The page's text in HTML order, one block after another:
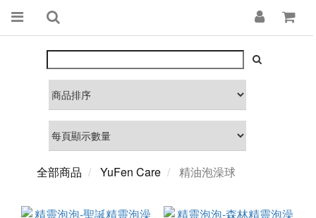
全部商品 YuFen Care 精油泡澡球